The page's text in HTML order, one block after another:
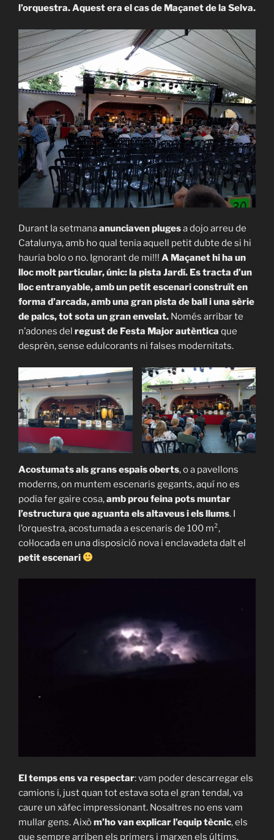
l’orquestra. Aquest era el cas de Maçanet de la Selva.
Durant la setmanaanunciaven plugesa dojo arreu de
Catalunya, amb ho qual tenia aquell petit dubte de si hi
hauria bolo o no. Ignorant de mi!!! A Maçanet hi ha un
lloc molt particular, únic: la pista Jardí. Es tracta d’un
lloc entranyable, amb un petit escenari construït en
forma d’arcada, amb una gran pista de ball i una sèrie
de palcs, tot sota un gran envelat. Només arribar te
n’adones del regust de Festa Major autèntica que
desprèn, sense edulcorants ni falses modernitats.
Acostumats als grans espais oberts, o a pavellons
moderns, on muntem escenaris gegants, aquí no es
podia fer gaire cosa,amb prou feina pots muntar
l’estructura que aguanta els altaveus i els llums. I
l’orquestra, acostumada a escenaris de 100 m²,
col·locada en una disposició nova i enclavadeta dalt el
petit escenari
El temps ens va respectar: vam poder descarregar els
camions i, just quan tot estava sota el gran tendal, va
caure un xàfec impressionant. Nosaltres no ens vam
mullar gens. Aixòm’ho van explicar l’equip tècnic, els
que sempre arriben els primers i marxen els últims.